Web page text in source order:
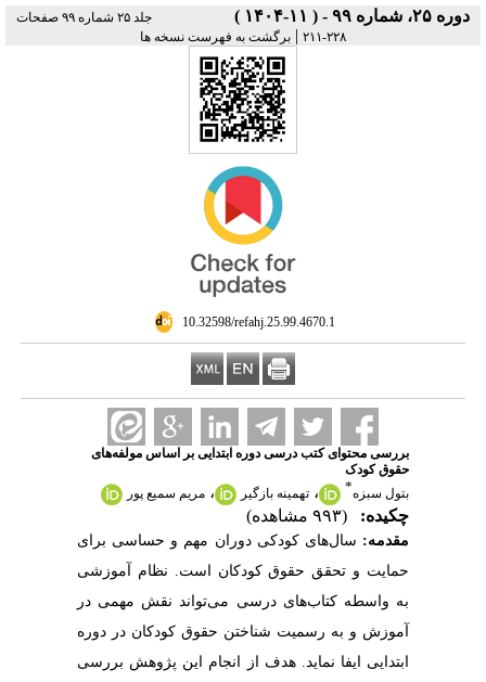
دوره ۲۵، شماره ۹۹ - ( ۱۱-۱۴۰۴ )
جلد ۲۵ شماره ۹۹ صفحات
۲۲۸-۲۱۱
| برگشت به فهرست نسخه ها
‎ 10.32598/refahj.25.99.4670.1
بررسی محتوای کتب درسی دوره ابتدایی بر اساس مولفه‌های
حقوق کودک
بتول سبزه* ، تهمینه بازگیر ، مریم سمیع پور
چکیده: (۹۹۳ مشاهده)
مقدمه: سال‌های کودکی دوران مهم و حساسی برای
حمایت و تحقق حقوق کودکان است. نظام آموزشی
به واسطه کتاب‌های درسی می‌تواند نقش مهمی در
آموزش و به رسمیت شناختن حقوق کودکان در دوره
ابتدایی ایفا نماید. هدف از انجام این پژوهش بررسی